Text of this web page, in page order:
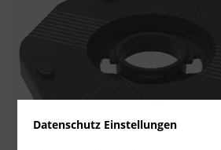
Datenschutz Einstellungen